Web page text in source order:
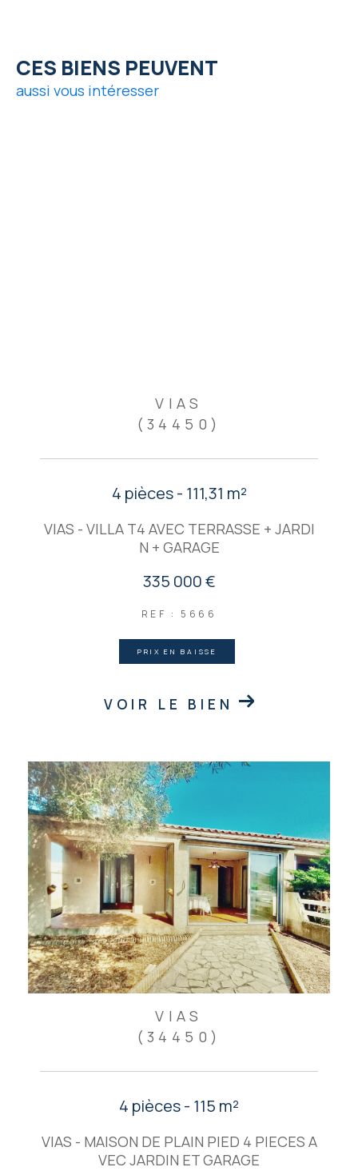
CES BIENS PEUVENT
aussi vous intéresser
VIAS
(34450)
4 pièces - 111,31 m²
VIAS - VILLA T4 AVEC TERRASSE + JARDI
N + GARAGE
335 000 €
REF : 5666
PRIX EN BAISSE
VOIR LE BIEN
VIAS
(34450)
4 pièces - 115 m²
VIAS - MAISON DE PLAIN PIED 4 PIECES A
VEC JARDIN ET GARAGE